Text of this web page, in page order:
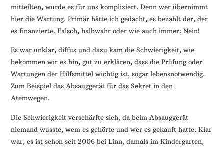
mitteilten, wurde es für uns kompliziert. Denn wer übernimmt
hier die Wartung. Primär hätte ich gedacht, es bezahlt der, der
es finanzierte. Falsch, halbwahr oder wie auch immer: Nein!
Es war unklar, diffus und dazu kam die Schwierigkeit, wie
bekommen wir es hin, gut zu erklären, dass die Prüfung oder
Wartungen der Hilfsmittel wichtig ist, sogar lebensnotwendig.
Zum Beispiel das Absauggerät für das Sekret in den
Atemwegen.
Die Schwierigkeit verschärfte sich, da beim Absauggerät
niemand wusste, wem es gehörte und wer es gekauft hatte. Klar
war, es ist schon seit 2006 bei Linn, damals im Kindergarten,